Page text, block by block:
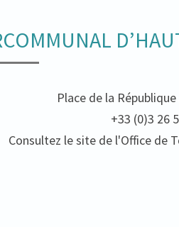
Place de la
+33 (0)3 26
Consultez le site de l'Office de